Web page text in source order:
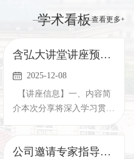
学术看板查看更多+
​含弘大讲堂讲座预告：从“技术思维”到“操盘思维”——城市更新下的...
2025-12-08
【讲座信息】一、内容简
介本次分享将深入学习贯彻
中央城市工作会议精神，精
公司邀请专家指导科研工作，青年教师暑期坚守共促学术发展